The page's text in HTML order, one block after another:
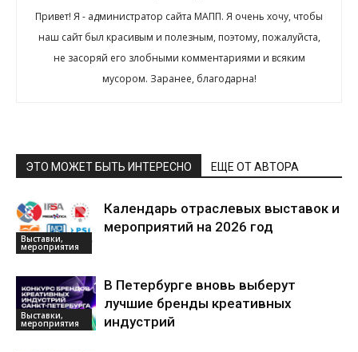
Привет! Я - администратор сайта МАПП. Я очень хочу, чтобы
наш сайт был красивым и полезным, поэтому, пожалуйста,
не засоряй его злобными комментариями и всяким
мусором. Заранее, благодарна!
ЭТО МОЖЕТ БЫТЬ ИНТЕРЕСНО ЕЩЕ ОТ АВТОРА
Выставки,
мероприятия
Календарь отраслевых выставок и
мероприятий на 2026 год
Выставки,
мероприятия
В Петербурге вновь выберут
лучшие бренды креативных
индустрий